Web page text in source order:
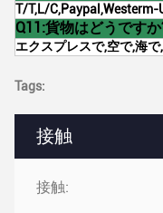
接触
接触:
T/T,L/C,Paypal,Westerm-
Q11:貨物はどうです
エクスプレスで,空で,海
Tags: